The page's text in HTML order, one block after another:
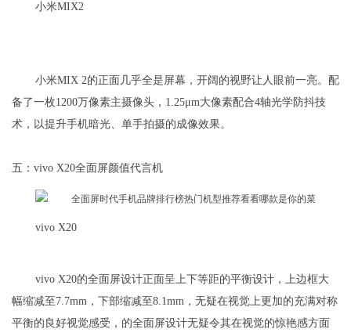
小米MIX2
小米MIX 2的正面几乎全是屏幕，开阔的视野让人眼前一亮。配
备了一枚1200万像素主摄像头，1.25μm大像素配合4轴光学防抖技
术，以提升手机暗光、单手拍摄的成像效果。
五：vivo X20全面屏颜值代言机
vivo X20
vivo X20的全面屏设计正面呈上下等距的平衡设计，上边框大
幅缩减至7.7mm，下部缩减至8.1mm，无疑在视觉上更加的充满对称
平衡的良好视觉感受，的全面屏设计无疑令其在视觉的惊艳感方面